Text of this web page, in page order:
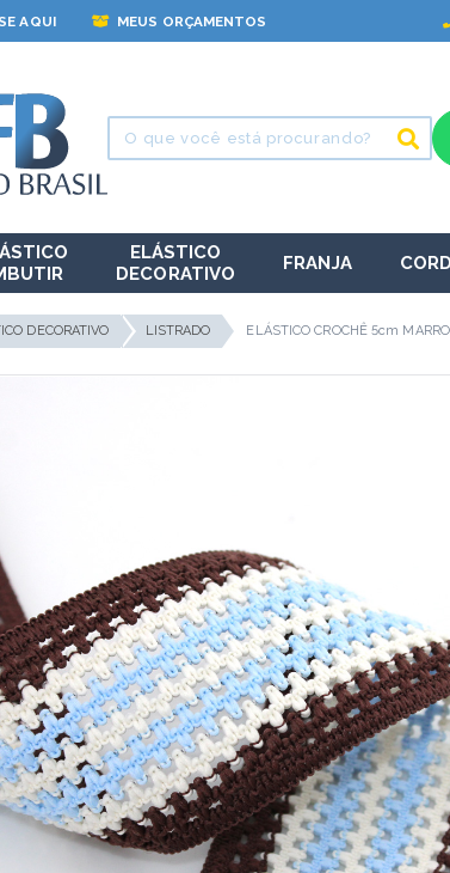
AQUI MEUS ORÇAMENTOS
ELÁSTICO
DECORATIVO
FRANJA
DECORATIVO LISTRADO ELÁSTICO CROCHÊ 5cm